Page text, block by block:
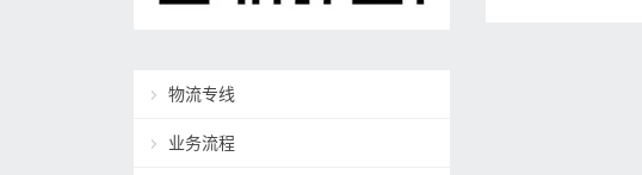
物流专线
业务流程